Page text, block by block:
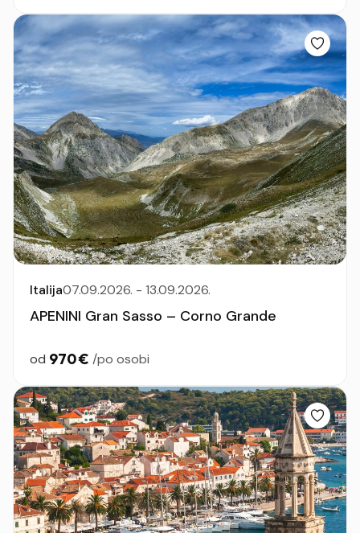
Italija07.09.2026. - 13.09.2026.
APENINI Gran Sasso – Corno Grande
od 970 € /po osobi